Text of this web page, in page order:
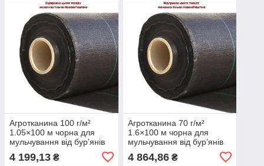
Агротканина 100 г/м²
1.05×100 м чорна для
мульчування від бур’янів
4 199,13 ₴
Агротканина 70 г/м²
1.6×100 м чорна для
мульчування від бур’янів
4 864,86₴